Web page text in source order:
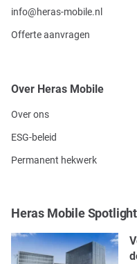
info@heras-mobile.nl
Offerte aanvragen
Over Heras Mobile
Over ons
ESG-beleid
Permanent hekwerk
Heras Mobile Spotlight